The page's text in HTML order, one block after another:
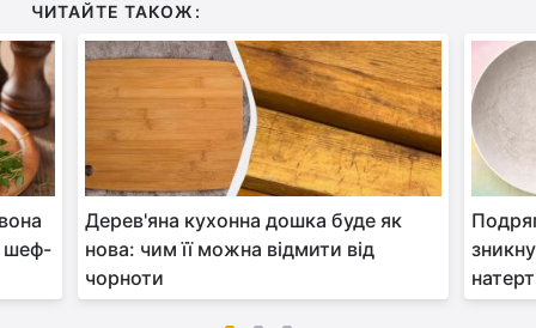
ЧИТАЙТЕ ТАКОЖ:
шеф-
Дерев'яна кухонна дошка буде як
нова: чим її можна відмити від
чорноти